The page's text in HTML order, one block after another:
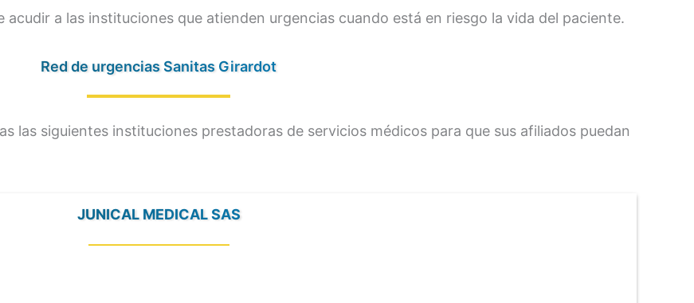
a las instituciones que atienden urgencias cuando está en riesgo la vida del paciente.
Red de urgencias Sanitas Girardot
las siguientes instituciones prestadoras de servicios médicos para que sus afiliados puedan
JUNICAL MEDICAL SAS